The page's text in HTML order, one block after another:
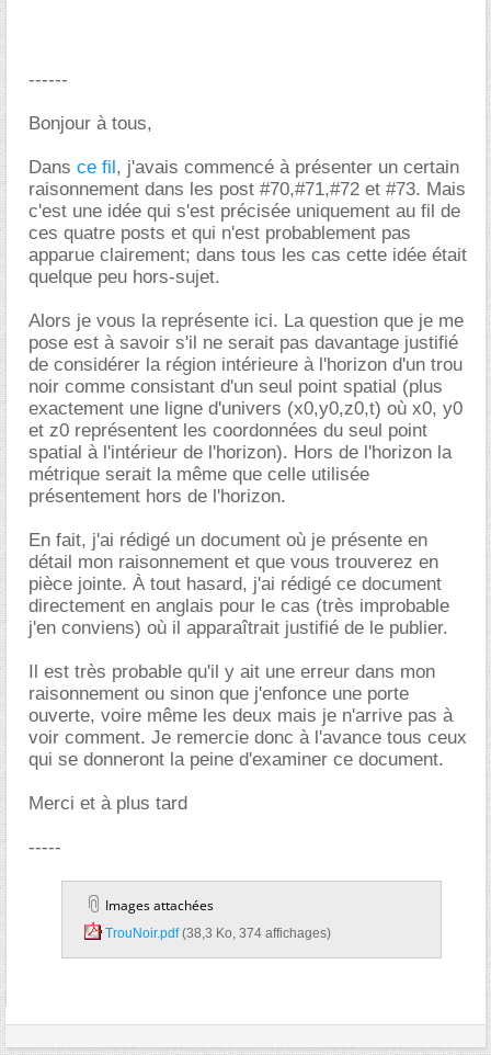
------
Bonjour à tous,
Dans ce fil, j'avais commencé à présenter un certain
raisonnement dans les post #70,#71,#72 et #73. Mais
c'est une idée qui s'est précisée uniquement au fil de
ces quatre posts et qui n'est probablement pas
apparue clairement; dans tous les cas cette idée était
quelque peu hors-sujet.
Alors je vous la représente ici. La question que je me
pose est à savoir s'il ne serait pas davantage justifié
de considérer la région intérieure à l'horizon d'un trou
noir comme consistant d'un seul point spatial (plus
exactement une ligne d'univers (x0,y0,z0,t) où x0, y0
et z0 représentent les coordonnées du seul point
spatial à l'intérieur de l'horizon). Hors de l'horizon la
métrique serait la même que celle utilisée
présentement hors de l'horizon.
En fait, j'ai rédigé un document où je présente en
détail mon raisonnement et que vous trouverez en
pièce jointe. À tout hasard, j'ai rédigé ce document
directement en anglais pour le cas (très improbable
j'en conviens) où il apparaîtrait justifié de le publier.
Il est très probable qu'il y ait une erreur dans mon
raisonnement ou sinon que j'enfonce une porte
ouverte, voire même les deux mais je n'arrive pas à
voir comment. Je remercie donc à l'avance tous ceux
qui se donneront la peine d'examiner ce document.
Merci et à plus tard
-----
Images attachées
TrouNoir.pdf‎ (38,3 Ko, 374 affichages)